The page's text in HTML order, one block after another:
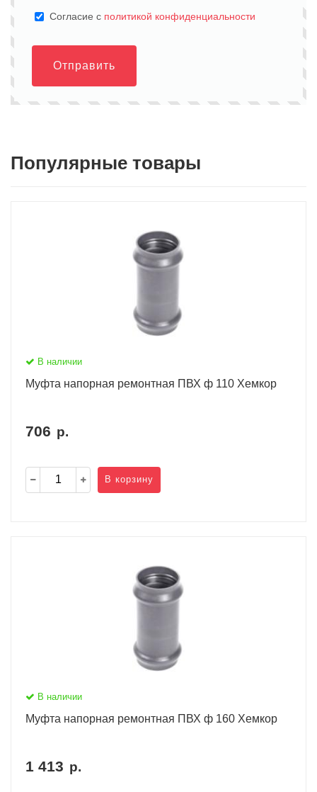
Cогласие с политикой конфиденциальности
Отправить
Популярные товары
В наличии
Муфта напорная ремонтная ПВХ ф 110 Хемкор
706 р.
В корзину
В наличии
Муфта напорная ремонтная ПВХ ф 160 Хемкор
1 413 р.